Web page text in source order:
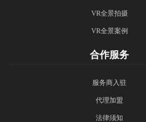
VR全景拍摄
VR全景案例
合作服务
服务商入驻
代理加盟
法律须知